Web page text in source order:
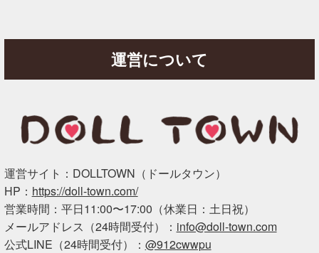
運営について
運営サイト：DOLLTOWN（ドールタウン）
HP： https://doll-town.com/
営業時間：平日11:00〜17:00（休業日：土日祝）
メールアドレス（24時間受付）： info@doll-town.com
公式LINE（24時間受付）： @912cwwpu